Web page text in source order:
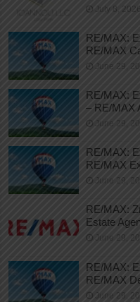
July 8, 2026
RE/MAX:
RE/MAX
June 29,
RE/MAX:
– RE/MAX
June 29,
RE/MAX:
RE/MAX
June 29,
RE/MAX:
Estate
June 29,
RE/MAX:
RE/MAX
June 29,